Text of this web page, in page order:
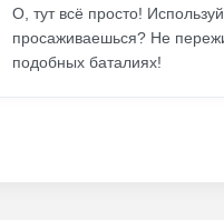
О, тут всё просто!
просаживаешься? Не
подобных баталиях!